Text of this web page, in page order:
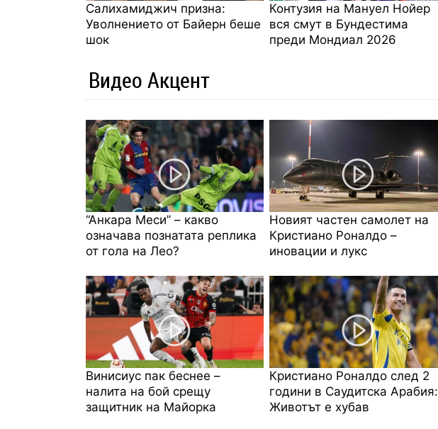
Салихамиджич призна:
Уволнението от Байерн беше
шок
Контузия на Мануел Нойер
вся смут в Бундестима
преди Мондиал 2026
Видео Акцент
“Анкара Меси” – какво
означава познатата реплика
от гола на Лео?
Новият частен самолет на
Кристиано Роналдо –
иновации и лукс
Винисиус пак беснее –
налита на бой срещу
защитник на Майорка
Кристиано Роналдо след 2
години в Саудитска Арабия:
Животът е хубав